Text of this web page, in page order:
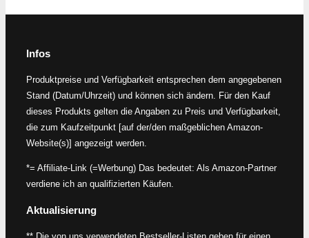
Infos
Produktpreise und Verfügbarkeit entsprechen dem angegebenen
Stand (Datum/Uhrzeit) und können sich ändern. Für den Kauf
dieses Produkts gelten die Angaben zu Preis und Verfügbarkeit,
die zum Kaufzeitpunkt [auf der/den maßgeblichen Amazon-
Website(s)] angezeigt werden.
*= Affiliate-Link (=Werbung) Das bedeutet: Als Amazon-Partner
verdiene ich an qualifizierten Käufen.
Aktualisierung